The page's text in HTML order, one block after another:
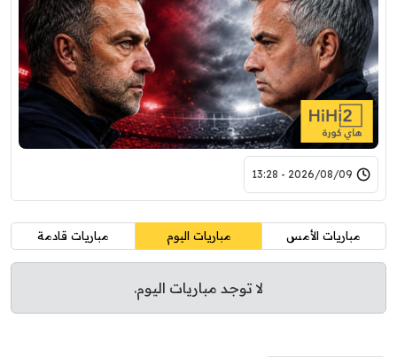
2026/08/09 - 13:28
مباريات الأمس مباريات اليوم مباريات قادمة
لا توجد مباريات اليوم.